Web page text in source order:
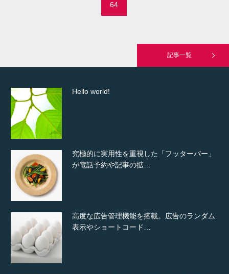
64
記事一覧
究極的に実用性を重視した「フッターバー」
高度な広告管理機能を搭載。広告のランダム
表示やショートコード…
ズーム・スライド・フェードの3種類から選
択可能な洗練されたホ…